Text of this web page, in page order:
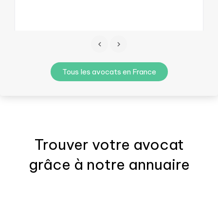
Tous les avocats en France
Trouver votre avocat
grâce à notre annuaire